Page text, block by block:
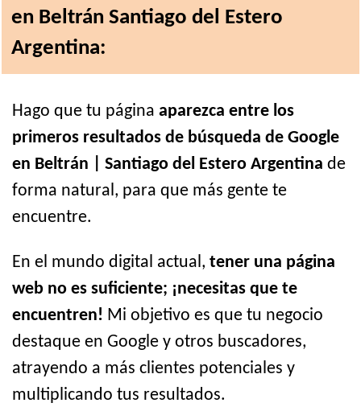
en Beltrán Santiago del Estero
Argentina:
Hago que tu página aparezca entre los
primeros resultados de búsqueda de Google
en Beltrán | Santiago del Estero Argentina de
forma natural, para que más gente te
encuentre.
En el mundo digital actual, tener una página
web no es suficiente; ¡necesitas que te
encuentren! Mi objetivo es que tu negocio
destaque en Google y otros buscadores,
atrayendo a más clientes potenciales y
multiplicando tus resultados.